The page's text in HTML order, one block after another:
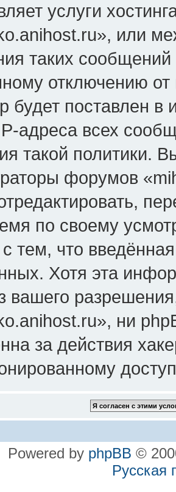
услуги
или
таких
отключению
будет поставлен в
адреса всех
такой политики.
форумов
по своему
тем, что
Хотя эта
вашего
ни
за действия
Powered by phpBB ©
Русская